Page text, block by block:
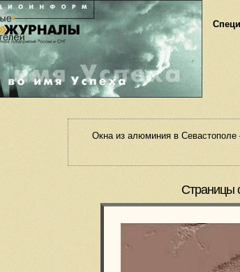
Окна из алюминия в
Страницы